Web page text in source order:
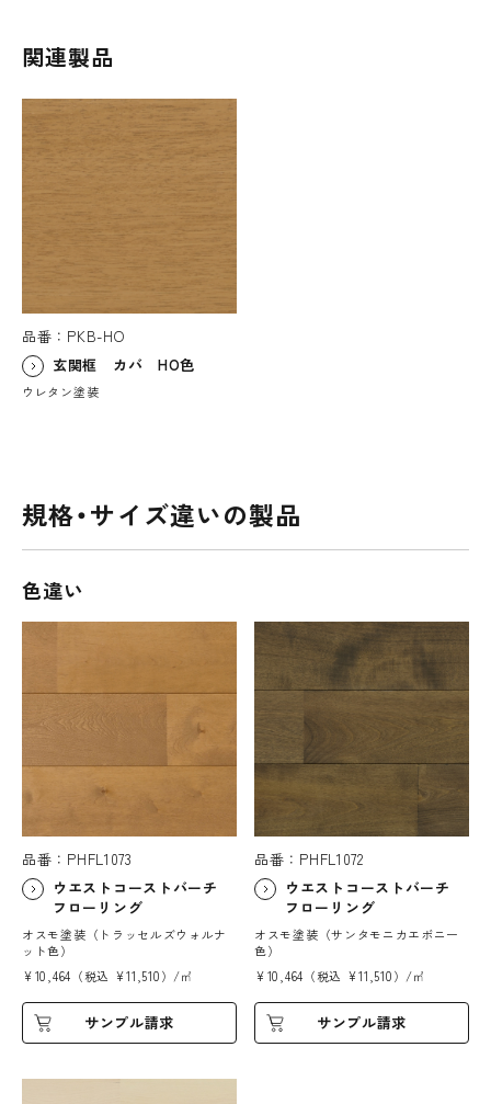
関連製品
品番：PKB-HO
玄関框 カバ HO色
ウレタン塗装
規格・サイズ違いの製品
色違い
品番：PHFL1073
ウエストコーストバーチ
フローリング
オスモ塗装（トラッセルズウォルナ
ット色）
¥10,464（税込 ¥11,510）/㎡
サンプル請求
品番：PHFL1072
ウエストコーストバーチ
フローリング
オスモ塗装（サンタモニカエボニー
色）
¥10,464（税込 ¥11,510）/㎡
サンプル請求